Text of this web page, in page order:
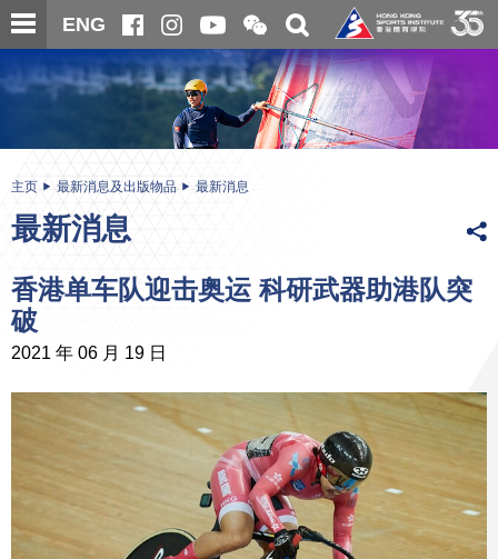
跳
至
内
ENG
开
合
微
信
二
维
码
关
搜
寻
内
主页 最新消息及出版物品 最新消息
最新消息
香港单车队迎击奥运 科研武器助港队突
破
2021 年 06 月 19 日